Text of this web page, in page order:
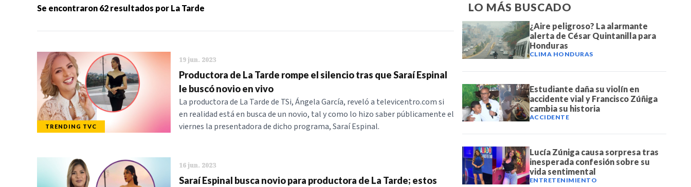
Categorias: NOTICIAS SERIES
Se encontraron 62 resultados por La Tarde
TRENDING TVC
19 jun. 2023
Productora de La Tarde rompe el silencio tras que Saraí Espinal
le buscó novio en vivo
La productora de La Tarde de TSi, Ángela García, reveló a televicentro.com si
en realidad está en busca de un novio, tal y como lo hizo saber públicamente el
viernes la presentadora de dicho programa, Saraí Espinal.
16 jun. 2023
Saraí Espinal busca novio para productora de La Tarde; estos
LO MÁS BUSCADO
¿Aire peligroso? La alarmante
alerta de César Quintanilla para
Honduras
CLIMA HONDURAS
Estudiante daña su violín en
accidente vial y Francisco Zúñiga
cambia su historia
ACCIDENTE
Lucía Zúniga causa sorpresa tras
inesperada confesión sobre su
vida sentimental
ENTRETENIMIENTO